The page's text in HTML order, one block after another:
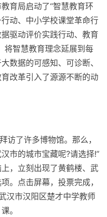
育局启动了“智慧教育环
动、中小学校课堂革命行
驱动评价实践行动、教育
将智慧教育理念延展到每
数据的可感知、可诊断、
改革引入了源源不断的动
访了许多博物馆。那么，
市的城市宝藏呢?请选择!”
，立刻出现了黄鹤楼、武
。点击屏幕，投票完成，
汉市汉阳区楚才中学教师
。